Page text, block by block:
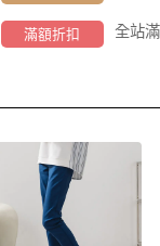
滿額折扣 全站